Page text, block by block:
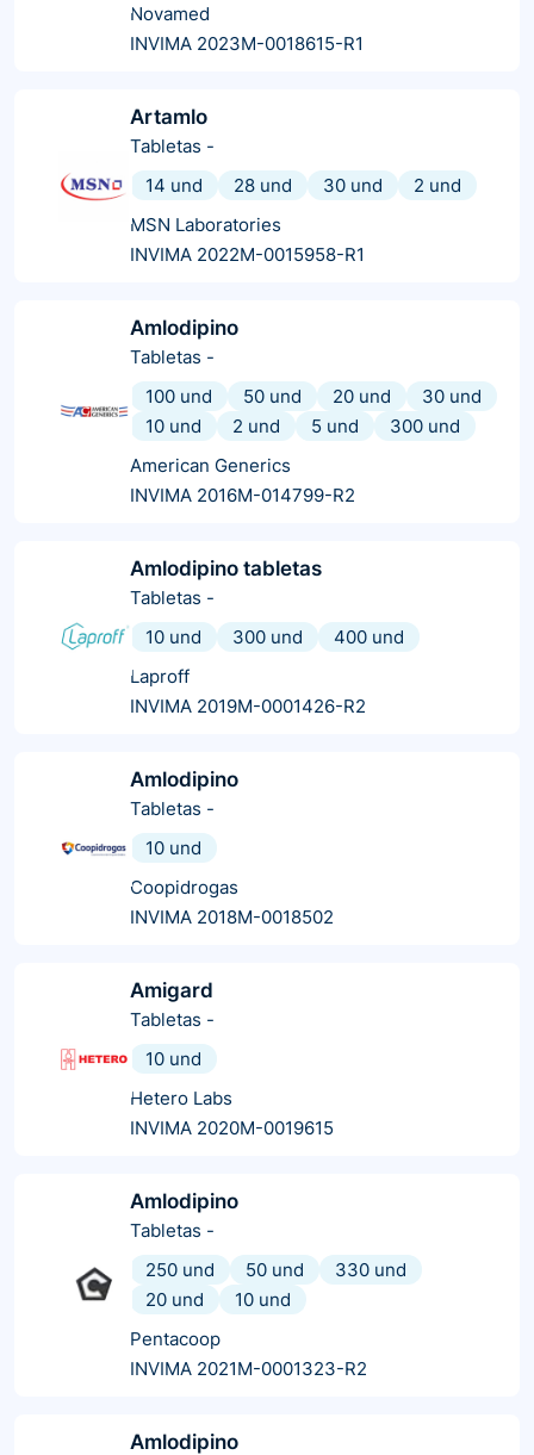
Novamed
INVIMA 2023M-0018615-R1
Artamlo
Tabletas -
14 und
28 und 30 und
2 und
MSN Laboratories
INVIMA 2022M-0015958-R1
Amlodipino
Tabletas -
100 und
50 und 20 und
30 und
10 und
2 und 5 und
300 und
American Generics
INVIMA 2016M-014799-R2
Amlodipino tabletas
Tabletas -
10 und
300 und
400 und
Laproff
INVIMA 2019M-0001426-R2
Amlodipino
Tabletas -
10 und
Coopidrogas
INVIMA 2018M-0018502
Amigard
Tabletas -
10 und
Hetero Labs
INVIMA 2020M-0019615
Amlodipino
Tabletas -
250 und
50 und
330 und
20 und
10 und
Pentacoop
INVIMA 2021M-0001323-R2
Amlodipino